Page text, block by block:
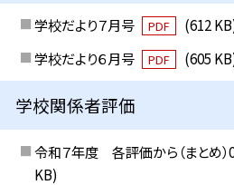
学校だより７月号 PDF
(612
学校だより６月号
PDF (605
学校関係者評価
令和７年度 各評価から（まとめ
KB)